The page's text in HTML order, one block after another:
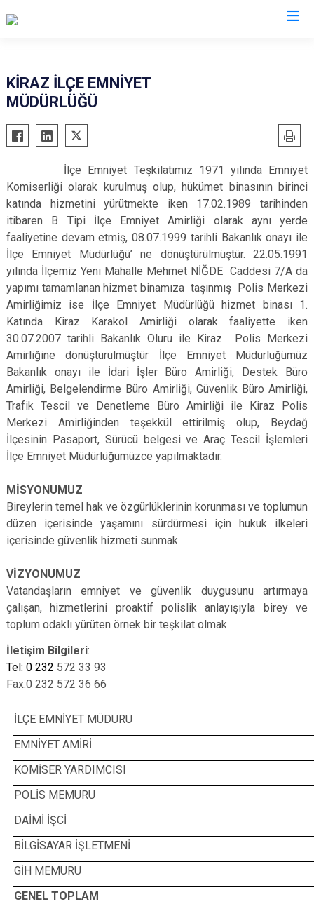
Aliağa
Balçova
Beydağ
Bornova
Buca
Çeşme
Çiğli
Dikili
Karaburun
Karşıyaka
Kemalpaşa
Kınık
Kiraz
Konak
Menderes
Seferihisar
Selçuk
Tire
Torbalı
Urla
Bayraklı
Karabağlar
KİRAZ İLÇE EMNİYET
MÜDÜRLÜĞÜ
İlçe Emniyet Teşkilatımız 1971 yılında Emniyet
Komiserliği olarak kurulmuş olup, hükümet binasının birinci
katında hizmetini yürütmekte iken 17.02.1989 tarihinden
itibaren B Tipi İlçe Emniyet Amirliği olarak aynı yerde
faaliyetine devam etmiş, 08.07.1999 tarihli Bakanlık onayı ile
İlçe Emniyet Müdürlüğü’ ne dönüştürülmüştür. 22.05.1991
yılında İlçemiz Yeni Mahalle Mehmet NİĞDE Caddesi 7/A da
yapımı tamamlanan hizmet binamıza taşınmış Polis Merkezi
Amirliğimiz ise İlçe Emniyet Müdürlüğü hizmet binası 1.
Katında Kiraz Karakol Amirliği olarak faaliyette iken
30.07.2007 tarihli Bakanlık Oluru ile Kiraz Polis Merkezi
Amirliğine dönüştürülmüştür İlçe Emniyet Müdürlüğümüz
Bakanlık onayı ile İdari İşler Büro Amirliği, Destek Büro
Amirliği, Belgelendirme Büro Amirliği, Güvenlik Büro Amirliği,
Trafik Tescil ve Denetleme Büro Amirliği ile Kiraz Polis
Merkezi Amirliğinden teşekkül ettirilmiş olup, Beydağ
İlçesinin Pasaport, Sürücü belgesi ve Araç Tescil İşlemleri
İlçe Emniyet Müdürlüğümüzce yapılmaktadır.
MİSYONUMUZ
Bireylerin temel hak ve özgürlüklerinin korunması ve toplumun
düzen içerisinde yaşamını sürdürmesi için hukuk ilkeleri
içerisinde güvenlik hizmeti sunmak
VİZYONUMUZ
Vatandaşların emniyet ve güvenlik duygusunu artırmaya
çalışan, hizmetlerini proaktif polislik anlayışıyla birey ve
toplum odaklı yürüten örnek bir teşkilat olmak
İletişim Bilgileri:
Tel: 0 232 572 33 93
Fax:0 232 572 36 66
İLÇE EMNİYET MÜDÜRÜ
EMNİYET AMİRİ
KOMİSER YARDIMCISI
POLİS MEMURU
DAİMİ İŞCİ
BİLGİSAYAR İŞLETMENİ
GİH MEMURU
GENEL TOPLAM